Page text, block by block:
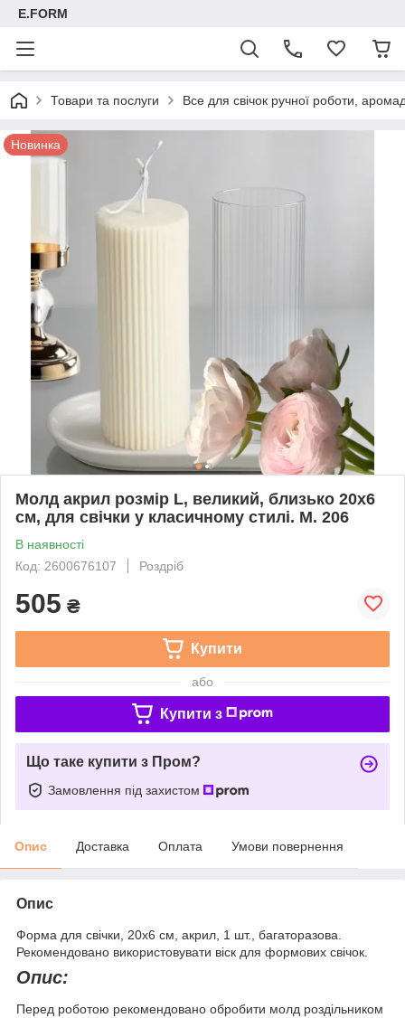
E.FORM
Товари та послуги Все для свічок ручної роботи,
Новинка
Молд акрил розмір L, великий, близько 20х6
см, для свічки у класичному стилі. М. 206
В наявності
Код: 2600676107
Роздріб
505 ₴
Купити
або
Купити з
Що таке купити з Пром?
Замовлення під захистом
Опис Доставка Оплата Умови повернення
Опис
Форма для свічки, 20х6 см, акрил, 1 шт., багаторазова.
Рекомендовано використовувати віск для формових свічок.
Опис:
Перед роботою рекомендовано обробити молд роздільником